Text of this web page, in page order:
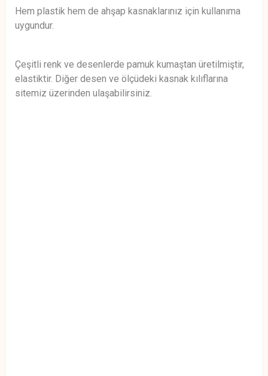
Hem plastik hem de ahşap kasnaklarınız için kullanıma
uygundur.
Çeşitli renk ve desenlerde pamuk kumaştan üretilmiştir,
elastiktir. Diğer desen ve ölçüdeki kasnak kılıflarına
sitemiz üzerinden ulaşabilirsiniz.